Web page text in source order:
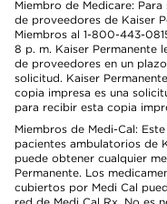
Miembro de Medicare:
de proveedores de Kaiser
Miembros al 1-800-443-
8 p. m. Kaiser Permanente
de proveedores en un
solicitud. Kaiser
copia impresa es una
para recibir esta copia
Miembros de Medi-Cal:
pacientes ambulatorios de
puede obtener cualquier
Permanente. Los
cubiertos por Medi Cal